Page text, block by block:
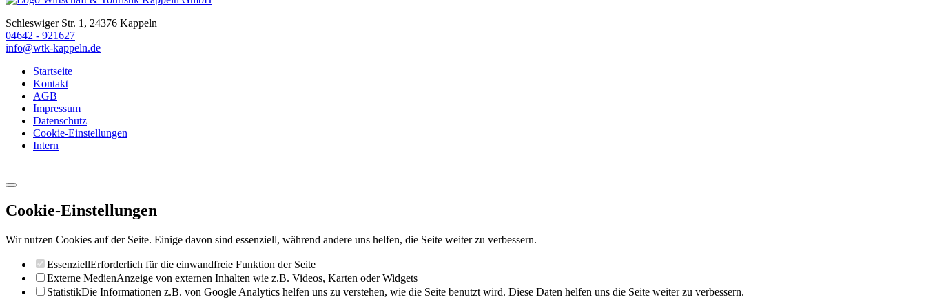
Schleswiger Str. 1, 24376 Kappeln
04642 - 921627
info@wtk-kappeln.de
Startseite
Kontakt
AGB
Impressum
Datenschutz
Cookie-Einstellungen
Intern
Cookie-Einstellungen
Wir nutzen Cookies auf der Seite. Einige davon sind essenziell, während andere uns helfen, die Seite weiter zu verbessern.
EssenziellErforderlich für die einwandfreie Funktion der Seite
Externe MedienAnzeige von externen Inhalten wie z.B. Videos, Karten oder Widgets
StatistikDie Informationen z.B. von Google Analytics helfen uns zu verstehen, wie die Seite benutzt wird. Diese Daten helfen uns die Seite weiter zu verbessern.